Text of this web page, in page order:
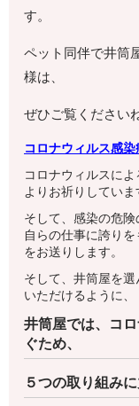
す。
ペット同伴で井筒
様は、
ぜひご覧ください
コロナウィルス感
コロナウィルスに
よりお祈りしていま
そして、感染の危険
自らの仕事に誇り
をお送りします。
そして、井筒屋を
いただけるように、
井筒屋では、コ
ぐため、
５つの取り組み